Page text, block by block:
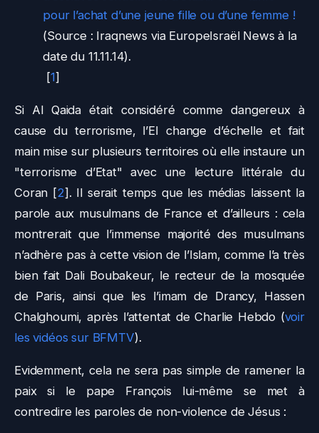
pour l’achat d’une jeune fille ou d’une femme !
(Source : Iraqnews via EuropeIsraël News à la
date du 11.11.14).
[1]
Si Al Qaida était considéré comme dangereux à
cause du terrorisme, l’EI change d’échelle et fait
main mise sur plusieurs territoires où elle instaure un
"terrorisme d’Etat" avec une lecture littérale du
Coran [2] . Il serait temps que les médias laissent la
parole aux musulmans de France et d’ailleurs : cela
montrerait que l’immense majorité des musulmans
n’adhère pas à cette vision de l’Islam, comme l’a très
bien fait Dali Boubakeur, le recteur de la mosquée
de Paris, ainsi que les l’imam de Drancy, Hassen
Chalghoumi, après l’attentat de Charlie Hebdo (voir
les vidéos sur BFMTV).
Evidemment, cela ne sera pas simple de ramener la
paix si le pape François lui-même se met à
contredire les paroles de non-violence de Jésus :